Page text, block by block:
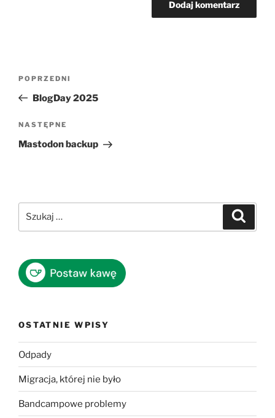
Poprzedni
wpis
POPRZEDNI
BlogDay 2025
Następny
wpis
NASTĘPNE
Mastodon backup
OSTATNIE WPISY
Odpady
Migracja, której nie było
Bandcampowe problemy